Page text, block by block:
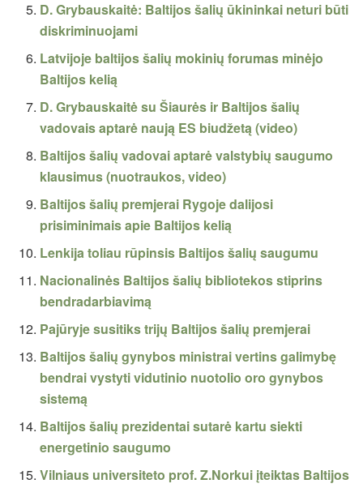
D. Grybauskaitė: Baltijos šalių ūkininkai neturi būti
diskriminuojami
Latvijoje baltijos šalių mokinių forumas minėjo
Baltijos kelią
D. Grybauskaitė su Šiaurės ir Baltijos šalių
vadovais aptarė naują ES biudžetą (video)
Baltijos šalių vadovai aptarė valstybių saugumo
klausimus (nuotraukos, video)
Baltijos šalių premjerai Rygoje dalijosi
prisiminimais apie Baltijos kelią
Lenkija toliau rūpinsis Baltijos šalių saugumu
Nacionalinės Baltijos šalių bibliotekos stiprins
bendradarbiavimą
Pajūryje susitiks trijų Baltijos šalių premjerai
Baltijos šalių gynybos ministrai vertins galimybę
bendrai vystyti vidutinio nuotolio oro gynybos
sistemą
Baltijos šalių prezidentai sutarė kartu siekti
energetinio saugumo
Vilniaus universiteto prof. Z.Norkui įteiktas Baltijos